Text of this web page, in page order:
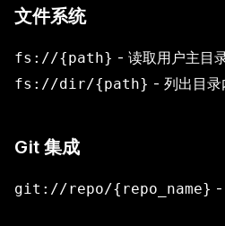
文件系统
fs://{path} - 读取用户主目
fs://dir/{path} - 列出目录
Git 集成
git://repo/{repo_name} -